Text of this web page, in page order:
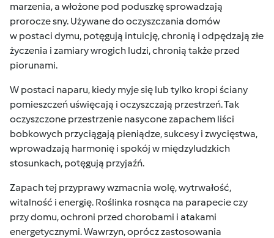
marzenia, a włożone pod poduszkę sprowadzają
prorocze sny. Używane do oczyszczania domów
w postaci dymu, potęgują intuicję, chronią i odpędzają złe
życzenia i zamiary wrogich ludzi, chronią także przed
piorunami.
W postaci naparu, kiedy myje się lub tylko kropi ściany
pomieszczeń uświęcają i oczyszczają przestrzeń. Tak
oczyszczone przestrzenie nasycone zapachem liści
bobkowych przyciągają pieniądze, sukcesy i zwycięstwa,
wprowadzają harmonię i spokój w międzyludzkich
stosunkach, potęgują przyjaźń.
Zapach tej przyprawy wzmacnia wolę, wytrwałość,
witalność i energię. Roślinka rosnąca na parapecie czy
przy domu, ochroni przed chorobami i atakami
energetycznymi. Wawrzyn, oprócz zastosowania